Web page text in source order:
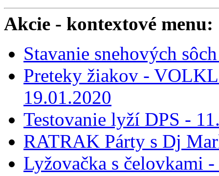
Akcie - kontextové menu:
Stavanie snehových
Preteky žiakov -
19.01.2020
Testovanie lyží DPS -
RATRAK Párty s Dj
Lyžovačka s čelovkami